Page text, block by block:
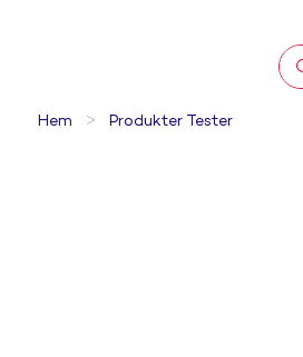
Hem > Produkter Tester